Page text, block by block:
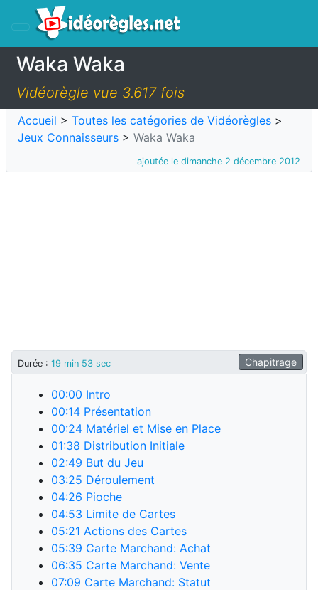
Waka Waka
Vidéorègle vue 3.617 fois
Accueil > Toutes les catégories de Vidéorègles >
Jeux Connaisseurs > Waka Waka
ajoutée le dimanche 2 décembre 2012
Durée : 19 min 53 sec Chapitrage
00:00 Intro
00:14 Présentation
00:24 Matériel et Mise en Place
01:38 Distribution Initiale
02:49 But du Jeu
03:25 Déroulement
04:26 Pioche
04:53 Limite de Cartes
05:21 Actions des Cartes
05:39 Carte Marchand: Achat
06:35 Carte Marchand: Vente
07:09 Carte Marchand: Statut